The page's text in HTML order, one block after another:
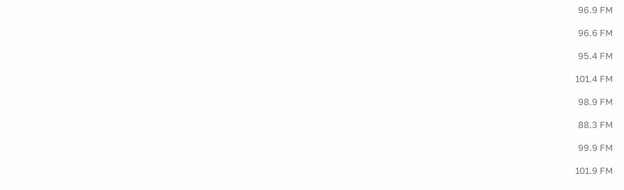
96.9 FM
96.6 FM
95.4 FM
101.4 FM
98.9 FM
88.3 FM
99.9 FM
101.9 FM